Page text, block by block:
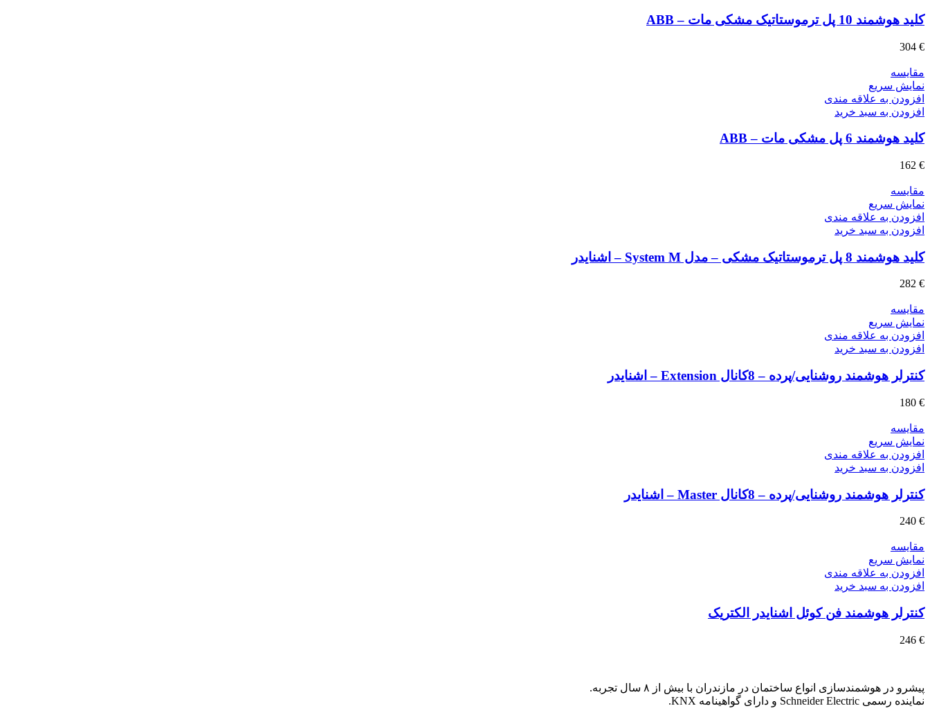
کلید هوشمند 10 پل ترموستاتیک مشکی مات – ABB
304 €
مقايسه
نمایش سریع
افزودن به علاقه مندی
افزودن به سبد خرید
کلید هوشمند 6 پل مشکی مات – ABB
162 €
مقايسه
نمایش سریع
افزودن به علاقه مندی
افزودن به سبد خرید
کلید هوشمند 8 پل ترموستاتیک مشکی – مدل System M – اشنایدر
282 €
مقايسه
نمایش سریع
افزودن به علاقه مندی
افزودن به سبد خرید
کنترلر هوشمند روشنایی/پرده – 8کانال Extension – اشنایدر
180 €
مقايسه
نمایش سریع
افزودن به علاقه مندی
افزودن به سبد خرید
کنترلر هوشمند روشنایی/پرده – 8کانال Master – اشنایدر
240 €
مقايسه
نمایش سریع
افزودن به علاقه مندی
افزودن به سبد خرید
کنترلر هوشمند فن کوئل اشنایدر الکتریک
246 €
پیشرو در هوشمندسازی انواع ساختمان در مازندران با بیش از ۸ سال تجربه.
نماینده رسمی Schneider Electric و دارای گواهینامه KNX.